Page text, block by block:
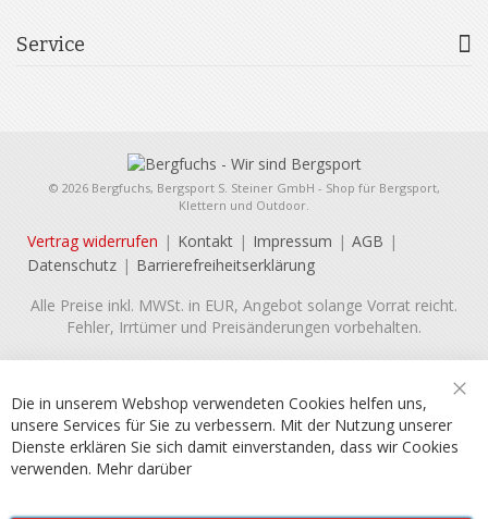
Service
© 2026 Bergfuchs, Bergsport S. Steiner GmbH - Shop für Bergsport,
Klettern und Outdoor.
Vertrag widerrufen Kontakt Impressum
AGB
Datenschutz
Barrierefreiheitserklärung
Alle Preise inkl. MWSt. in EUR, Angebot solange Vorrat reicht.
Fehler, Irrtümer und Preisänderungen vorbehalten.
Die in unserem Webshop verwendeten Cookies helfen uns,
unsere Services für Sie zu verbessern. Mit der Nutzung unserer
Dienste erklären Sie sich damit einverstanden, dass wir Cookies
verwenden. Mehr darüber